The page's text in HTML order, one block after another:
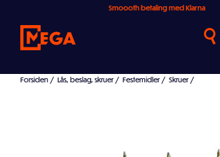
Smoooth betaling med Klarna
Forsiden / Lås, beslag, skruer / Festemidler / Skruer /